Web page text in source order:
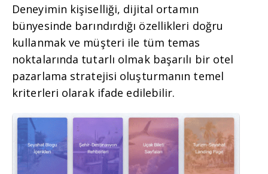
Deneyimin kişiselliği, dijital ortamın
bünyesinde barındırdığı özellikleri doğru
kullanmak ve müşteri ile tüm temas
noktalarında tutarlı olmak başarılı bir otel
pazarlama stratejisi oluşturmanın temel
kriterleri olarak ifade edilebilir.